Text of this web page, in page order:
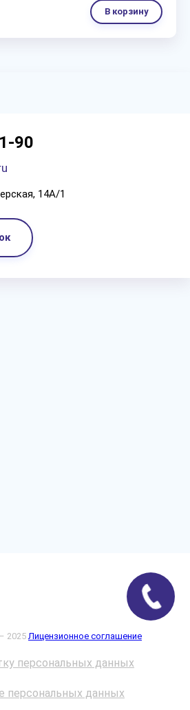
В корзину
90
14А/1
2025 Лицензионное соглашение
персональных данных
персональных данных